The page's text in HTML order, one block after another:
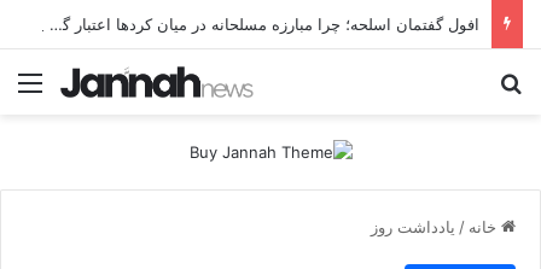
افول گفتمان اسلحه؛ چرا مبارزه مسلحانه در میان کردها اعتبار گذشته را ندارد؟
خانه / یادداشت روز